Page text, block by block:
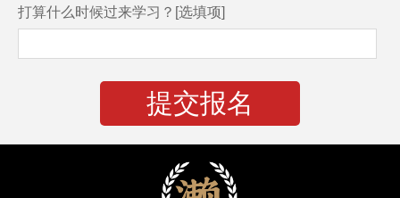
打算什么时候过来学习？[选填项]